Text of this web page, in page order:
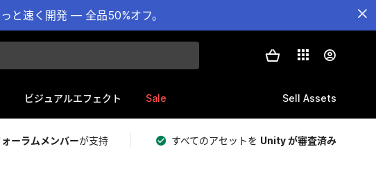
と速く開発 — 全品50%オフ。
ビジュアルエフェクト Sale Sell Assets
ーラムメンバーが支持 すべてのアセットを Unity が審査済み